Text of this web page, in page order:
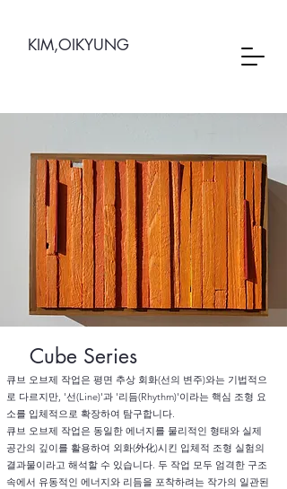
KIM,OIKYUNG
Cube Series
큐브 오브제 작업은 평면 추상 회화(선의 변주)와는 기법적으
로 다르지만, '선(Line)'과 '리듬(Rhythm)'이라는 핵심 조형 요
소를 입체적으로 확장하여 탐구합니다.
큐브 오브제 작업은 동일한 에너지를 물리적인 형태와 실제
공간의 깊이를 활용하여 외화(外化)시킨 입체적 조형 실험의
결과물이라고 해석할 수 있습니다. 두 작업 모두 엄격한 구조
속에서 유동적인 에너지와 리듬을 포착하려는 작가의 일관된